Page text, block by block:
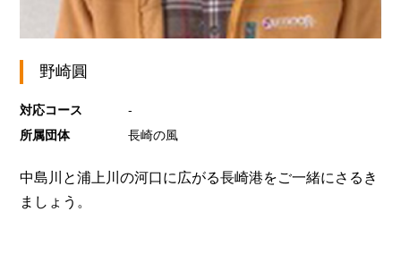
野崎圓
対応コース
-
所属団体
長崎の風
中島川と浦上川の河口に広がる長崎港をご一緒にさるき
ましょう。